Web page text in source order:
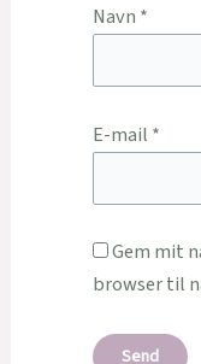
Navn *
E-mail *
Gem mit
browser til